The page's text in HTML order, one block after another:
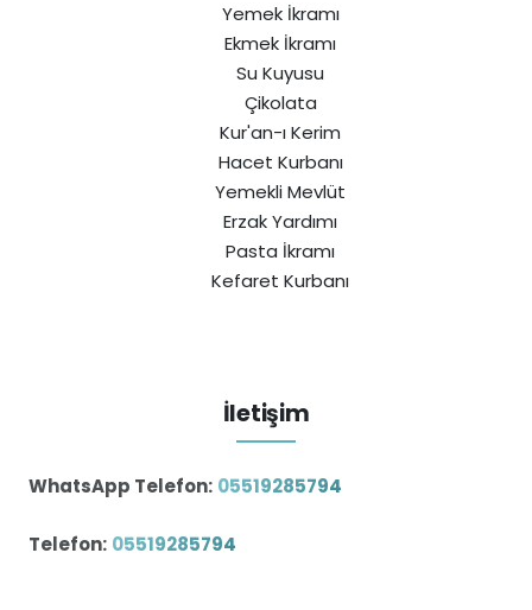
Yemek İkramı
Ekmek İkramı
Su Kuyusu
Çikolata
Kur'an-ı Kerim
Hacet Kurbanı
Yemekli Mevlüt
Erzak Yardımı
Pasta İkramı
Kefaret Kurbanı
İletişim
WhatsApp Telefon: 05519285794
Telefon: 05519285794